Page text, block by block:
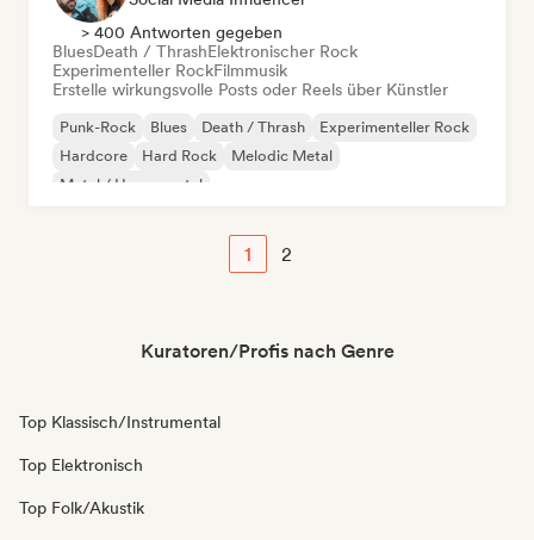
> 400 Antworten gegeben
BluesDeath / ThrashElektronischer Rock
Experimenteller RockFilmmusik
Erstelle wirkungsvolle Posts oder Reels über Künstler
Punk-Rock Blues Death / Thrash
Experimenteller Rock
Hardcore
Hard Rock
Melodic Metal
Metal / Heavy metal
1 2
Kuratoren/Profis nach Genre
Top Klassisch/Instrumental
Top Elektronisch
Top Folk/Akustik